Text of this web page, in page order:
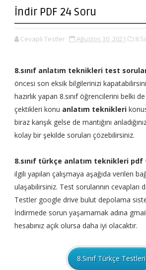
İndir PDF 24 Soru
Cevaplı Testler Ağustos 30, 2021
8.sınıf anlatım teknikleri test
öncesi son eksik bilgilerinizi
hazırlık yapan 8.sınıf öğrencilerini belki
çektikleri konu anlatım teknikleri
biraz karışık gelse de mantığını
kolay bir şekilde soruları çözebilirsiniz.
8.sınıf türkçe anlatım teknikleri pdf
ilgili yapılan çalışmaya aşağıda verilen
ulaşabilirsiniz. Test sorularının cevapları
Testler google drive bulut depolama
İndirmede sorun yaşamamak adına
hesabınız açık olursa daha iyi olacaktır.
8.Sınıf Türkçe Testleri